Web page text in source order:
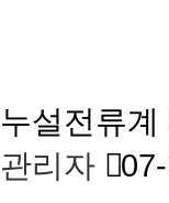
누설전류계
관리자